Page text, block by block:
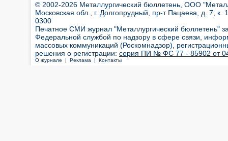
© 2002-2026 Металлургический бюллетень, ООО
Московская обл., г. Долгопрудный, пр-т Пацаева, д. 7,
0300
Печатное СМИ журнал "Металлургический бюллетень"
Федеральной службой по надзору в сфере связи,
массовых коммуникаций (Роскомнадзор),
решения о регистрации: серия ПИ № ФС 77 - 85902 от 04
О журнале | Реклама | Контакты